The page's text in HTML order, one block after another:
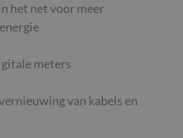
het net voor meer
meters
van kabels en